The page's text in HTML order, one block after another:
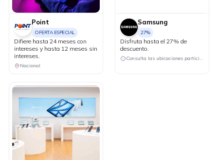
Point
OFERTA ESPECIAL
Difiere hasta 24 meses con
intereses y hasta 12 meses sin
intereses.
Nacional
Samsung
27%
Disfruta hasta el 27% de
descuento.
Consulta las ubicaciones participantes